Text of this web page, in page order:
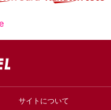
サイトについて